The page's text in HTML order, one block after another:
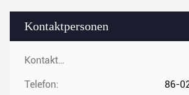
Kontaktpersonen
Kontaktpersonen:
Telefon: 86-